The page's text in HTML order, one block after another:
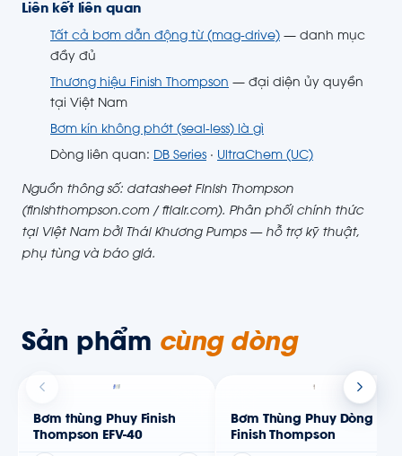
Liên kết liên quan
Tất cả bơm dẫn động từ (mag-drive) — danh mục
đầy đủ
Thương hiệu Finish Thompson — đại diện ủy quyền
tại Việt Nam
Bơm kín không phớt (seal-less) là gì
Dòng liên quan: DB Series · UltraChem (UC)
Nguồn thông số: datasheet Finish Thompson
(finishthompson.com / ftiair.com). Phân phối chính thức
tại Việt Nam bởi Thái Khương Pumps — hỗ trợ kỹ thuật,
phụ tùng và báo giá.
Sản phẩm cùng dòng
Bơm thùng Phuy Finish
Thompson EFV-40
Bơm Thùng Phuy Dòng TT -
Finish Thompson